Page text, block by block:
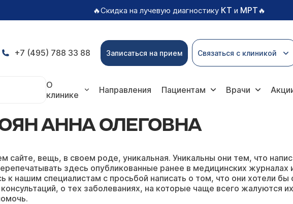
🔥Скидка на лучевую диагностику КТ и МРТ🔥
+7 (495) 788 33 88 Записаться на прием Связаться с клиникой
О
клинике
Направления Пациентам Врачи
АННА ОЛЕГОВНА
сайте, вещь, в своем роде, уникальная. Уникальны они тем, что
здесь опубликованные ранее в медицинских журналах
к нашим специалистам с просьбой написать о том, что они хотели
о тех заболеваниях, на которые чаще всего жалуются